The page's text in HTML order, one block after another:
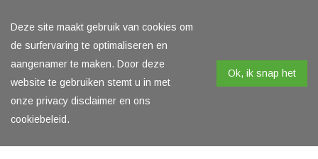
Deze site maakt gebruik van cookies om
de surfervaring te optimaliseren en
aangenamer te maken. Door deze
website te gebruiken stemt u in met
onze privacy disclaimer en ons
cookiebeleid.
Ok, ik snap het